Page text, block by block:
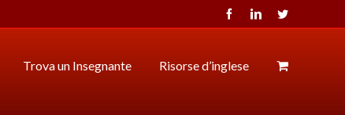
FacebookLinkedInTwitter
Trova un Insegnante Risorse d’inglese